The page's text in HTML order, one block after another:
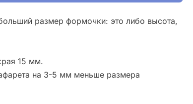
размер формочки: это либо высота,
15 мм.
на 3-5 мм меньше размера